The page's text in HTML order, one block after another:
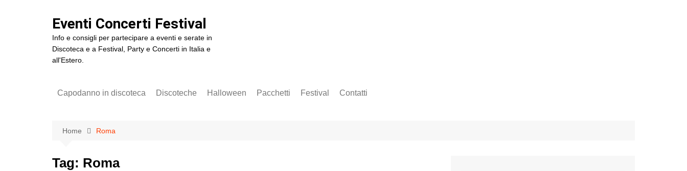
Eventi Concerti Festival
Info e consigli per partecipare a eventi e serate in
Discoteca e a Festival, Party e Concerti in Italia e
all'Estero.
Capodanno in discoteca Discoteche Halloween Pacchetti Festival Contatti
Home Roma
Tag: Roma